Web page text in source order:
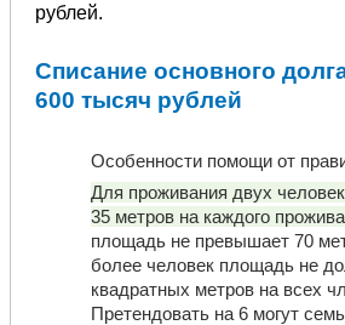
рублей.
Списание основного
600 тысяч рублей
Особенности помощи от
Для проживания двух
35 метров на каждого
площадь не превышает 70
более человек площадь не
квадратных метров на всех
Претендовать на 6 могут